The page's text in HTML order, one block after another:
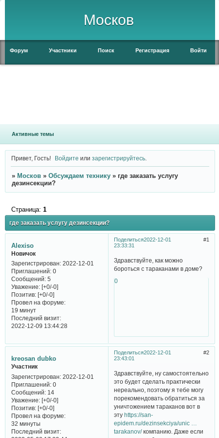
Москов
Форум Участники Поиск Регистрация Войти
Активные темы
Привет, Гость! Войдите илизарегистрируйтесь
» Москов » Обсуждаем технику » где заказать услугу
дезинсекции?
где заказать услугу дезинсекции?
Страница: 1
Поделиться 1
2022-12-01
23:33:31
Alexiso
Новичок
Зарегистрирован: 2022-12-01
Приглашений:0
Сообщений:5
Уважение: [+0/-0]
Позитив: [+0/-0]
Провел на форуме:
19 минут
Последний визит:
2022-12-09 13:44:28
Здравствуйте, как можно
бороться с тараканами в доме?
0
Поделиться 2
2022-12-01
23:43:01
kreosan dubko
Участник
Зарегистрирован: 2022-12-01
Приглашений:0
Сообщений:14
Уважение: [+0/-0]
Позитив: [+0/-0]
Провел на форуме:
32 минуты
Последний визит:
Здравствуйте, ну самостоятельно
это будет сделать практически
нереально, поэтому я тебе могу
порекомендовать обратиться за
уничтожением тараканов вот в
этуhttps://san-
epidem.ru/dezinsekciya/unic …
tarakanov/компанию. Даже если